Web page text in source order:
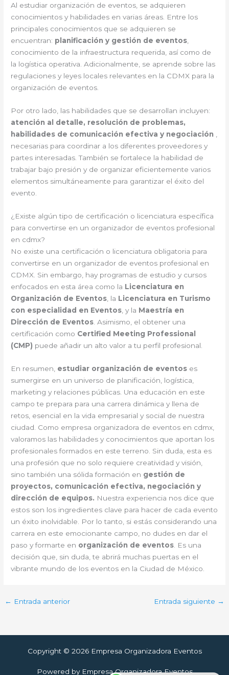
Al estudiar organización de eventos, se adquieren
conocimientos y habilidades en varias áreas. Entre los
principales conocimientos que se adquieren se
encuentran: planificación y gestión de eventos
conocimiento de la infraestructura requerida, así como de
la logística operativa. Adicionalmente, se aprende sobre las
regulaciones y leyes locales relevantes en la CDMX para la
organización de eventos.
Por otro lado, las habilidades que se desarrollan incluyen:
atención al detalle, resolución de problemas,
habilidades de comunicación efectiva y negociación
necesarias para coordinar a los diferentes proveedores y
partes interesadas. También se fortalece la habilidad de
trabajar bajo presión y de organizar eficientemente varios
elementos simultáneamente para garantizar el éxito del
evento.
¿Existe algún tipo de certificación o licenciatura específica
para convertirse en un organizador de eventos profesional
en cdmx?
No existe una certificación o licenciatura obligatoria para
convertirse en un organizador de eventos profesional en
CDMX. Sin embargo, hay programas de estudio y cursos
enfocados en esta área como la Licenciatura en
Organización de Eventos , la Licenciatura en Turismo
con especialidad en Eventos , y la Maestría en
Dirección de Eventos . Asimismo, el obtener una
certificación como Certified Meeting Professional
(CMP) puede añadir un alto valor a tu perfil profesional.
En resumen, estudiar organización de eventos es
sumergirse en un universo de planificación, logística,
marketing y relaciones públicas. Una educación en este
campo te prepara para una carrera dinámica y llena de
retos, esencial en la vida empresarial y social de nuestra
ciudad. Como empresa organizadora de eventos en cdmx,
valoramos las habilidades y conocimientos que aportan los
profesionales formados en este terreno. Sin duda, esta es
una profesión que no solo requiere creatividad y visión,
sino también una sólida formación en gestión de
proyectos, comunicación efectiva, negociación y
dirección de equipos. Nuestra experiencia nos dice que
estos son los ingredientes clave para hacer de cada evento
un éxito inolvidable. Por lo tanto, si estás considerando una
carrera en este emocionante campo, no dudes en dar el
paso y formarte en organización de eventos . Es una
decisión que, sin duda, te abrirá muchas puertas en el
vibrante mundo de los eventos en la Ciudad de México.
← Entrada anterior Entrada siguiente →
Copyright © 2026 Empresa Organizadora Eventos
Powered by Empresa Organizadora Eventos